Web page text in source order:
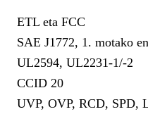
ETL eta FCC
SAE J1772, 1. motako
UL2594, UL2231-1/-2
CCID 20
UVP, OVP, RCD, SPD,